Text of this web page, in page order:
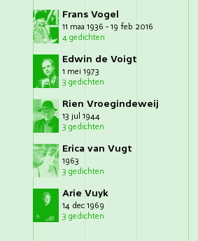
Frans Vogel
11 maa 1936 - 19 feb 2016
4 gedichten
Edwin de Voigt
1 mei 1973
3 gedichten
Rien Vroegindeweij
13 jul 1944
3 gedichten
Erica van Vugt
1963
3 gedichten
Arie Vuyk
14 dec 1969
3 gedichten